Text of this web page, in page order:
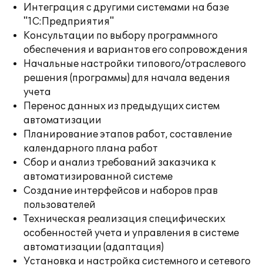
Интеграция с другими системами на базе
"1С:Предприятия"
Консультации по выбору программного
обеспечения и вариантов его сопровождения
Начальные настройки типового/отраслевого
решения (программы) для начала ведения
учета
Перенос данных из предыдущих систем
автоматизации
Планирование этапов работ, составление
календарного плана работ
Сбор и анализ требований заказчика к
автоматизированной системе
Создание интерфейсов и наборов прав
пользователей
Техническая реализация специфических
особенностей учета и управления в системе
автоматизации (адаптация)
Установка и настройка системного и сетевого